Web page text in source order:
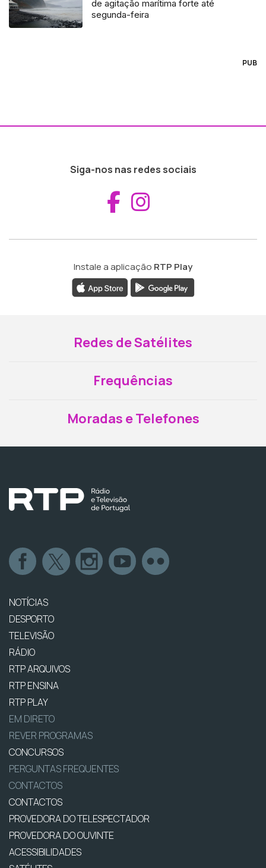
de agitação marítima forte até
segunda-feira
PUB
Siga-nos nas redes sociais
Aceder ao
Instale a aplicação RTP Play
Redes de Satélites
Frequências
Moradas e Telefones
NOTÍCIAS
DESPORTO
TELEVISÃO
RÁDIO
RTP ARQUIVOS
RTP ENSINA
RTP PLAY
EM DIRETO
REVER PROGRAMAS
CONCURSOS
PERGUNTAS FREQUENTES
CONTACTOS
CONTACTOS
PROVEDORA DO TELESPECTADOR
PROVEDORA DO OUVINTE
ACESSIBILIDADES